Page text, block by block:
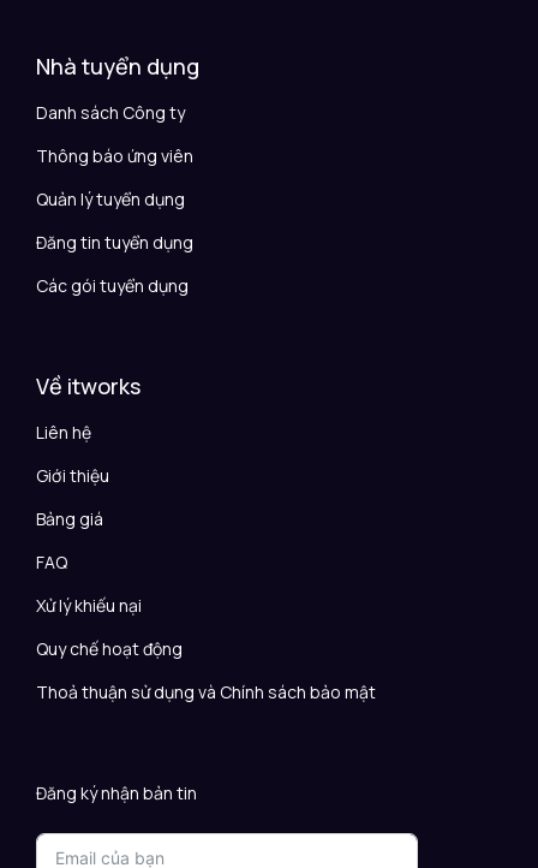
Nhà tuyển dụng
Danh sách Công ty
Thông báo ứng viên
Quản lý tuyển dụng
Đăng tin tuyển dụng
Các gói tuyển dụng
Về itworks
Liên hệ
Giới thiệu
Bảng giá
FAQ
Xử lý khiếu nại
Quy chế hoạt động
Thoả thuận sử dụng và Chính sách bảo mật
Đăng ký nhận bản tin